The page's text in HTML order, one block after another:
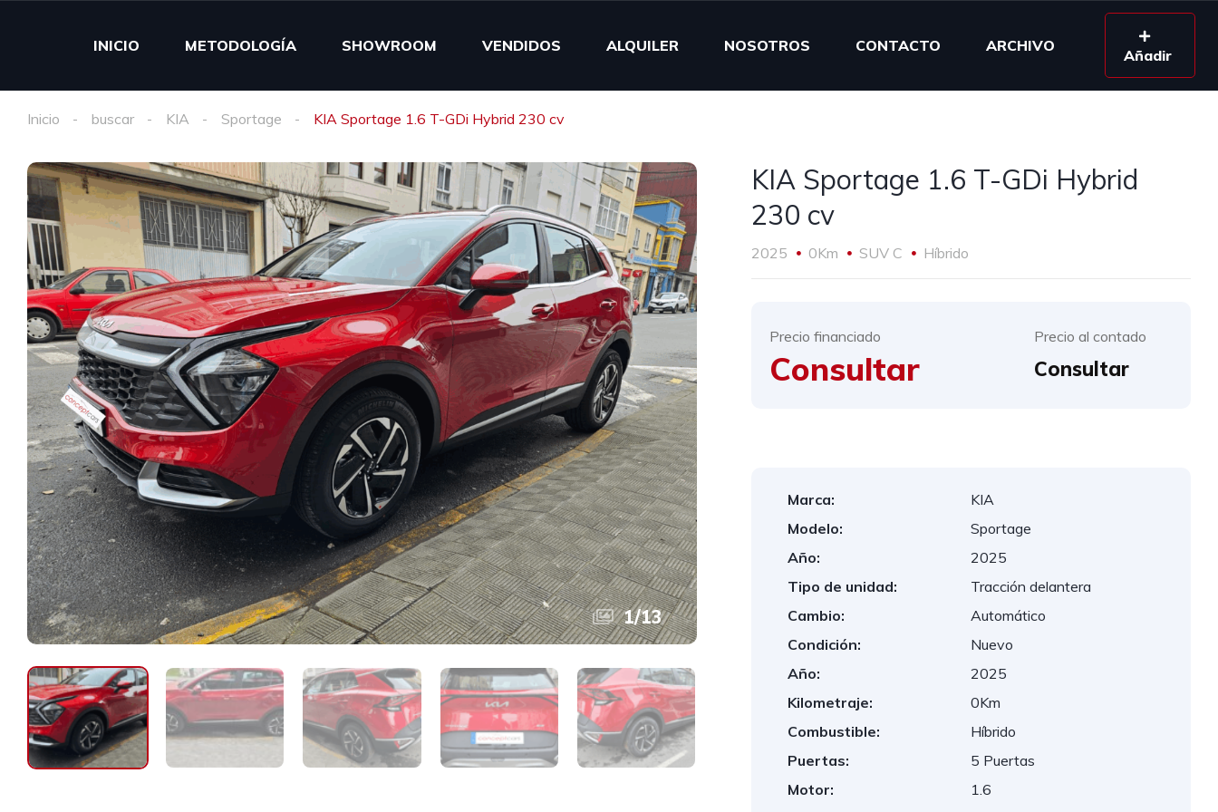
INICIO METODOLOGÍA SHOWROOM VENDIDOS ALQUILER NOSOTROS CONTACTO ARCHIVO
Añadir
Inicio buscar KIA Sportage KIA Sportage 1.6 T-GDi Hybrid 230 cv
1/13
KIA Sportage 1.6 T-GDi Hybrid
230 cv
2025 0Km SUV C Híbrido
Precio financiado
Consultar
Precio al contado
Consultar
Marca:
KIA
Modelo:
Sportage
Año:
2025
Tipo de unidad:
Tracción delantera
Cambio:
Automático
Condición:
Nuevo
Año:
2025
Kilometraje:
0Km
Combustible:
Híbrido
Puertas:
5 Puertas
Motor:
1.6